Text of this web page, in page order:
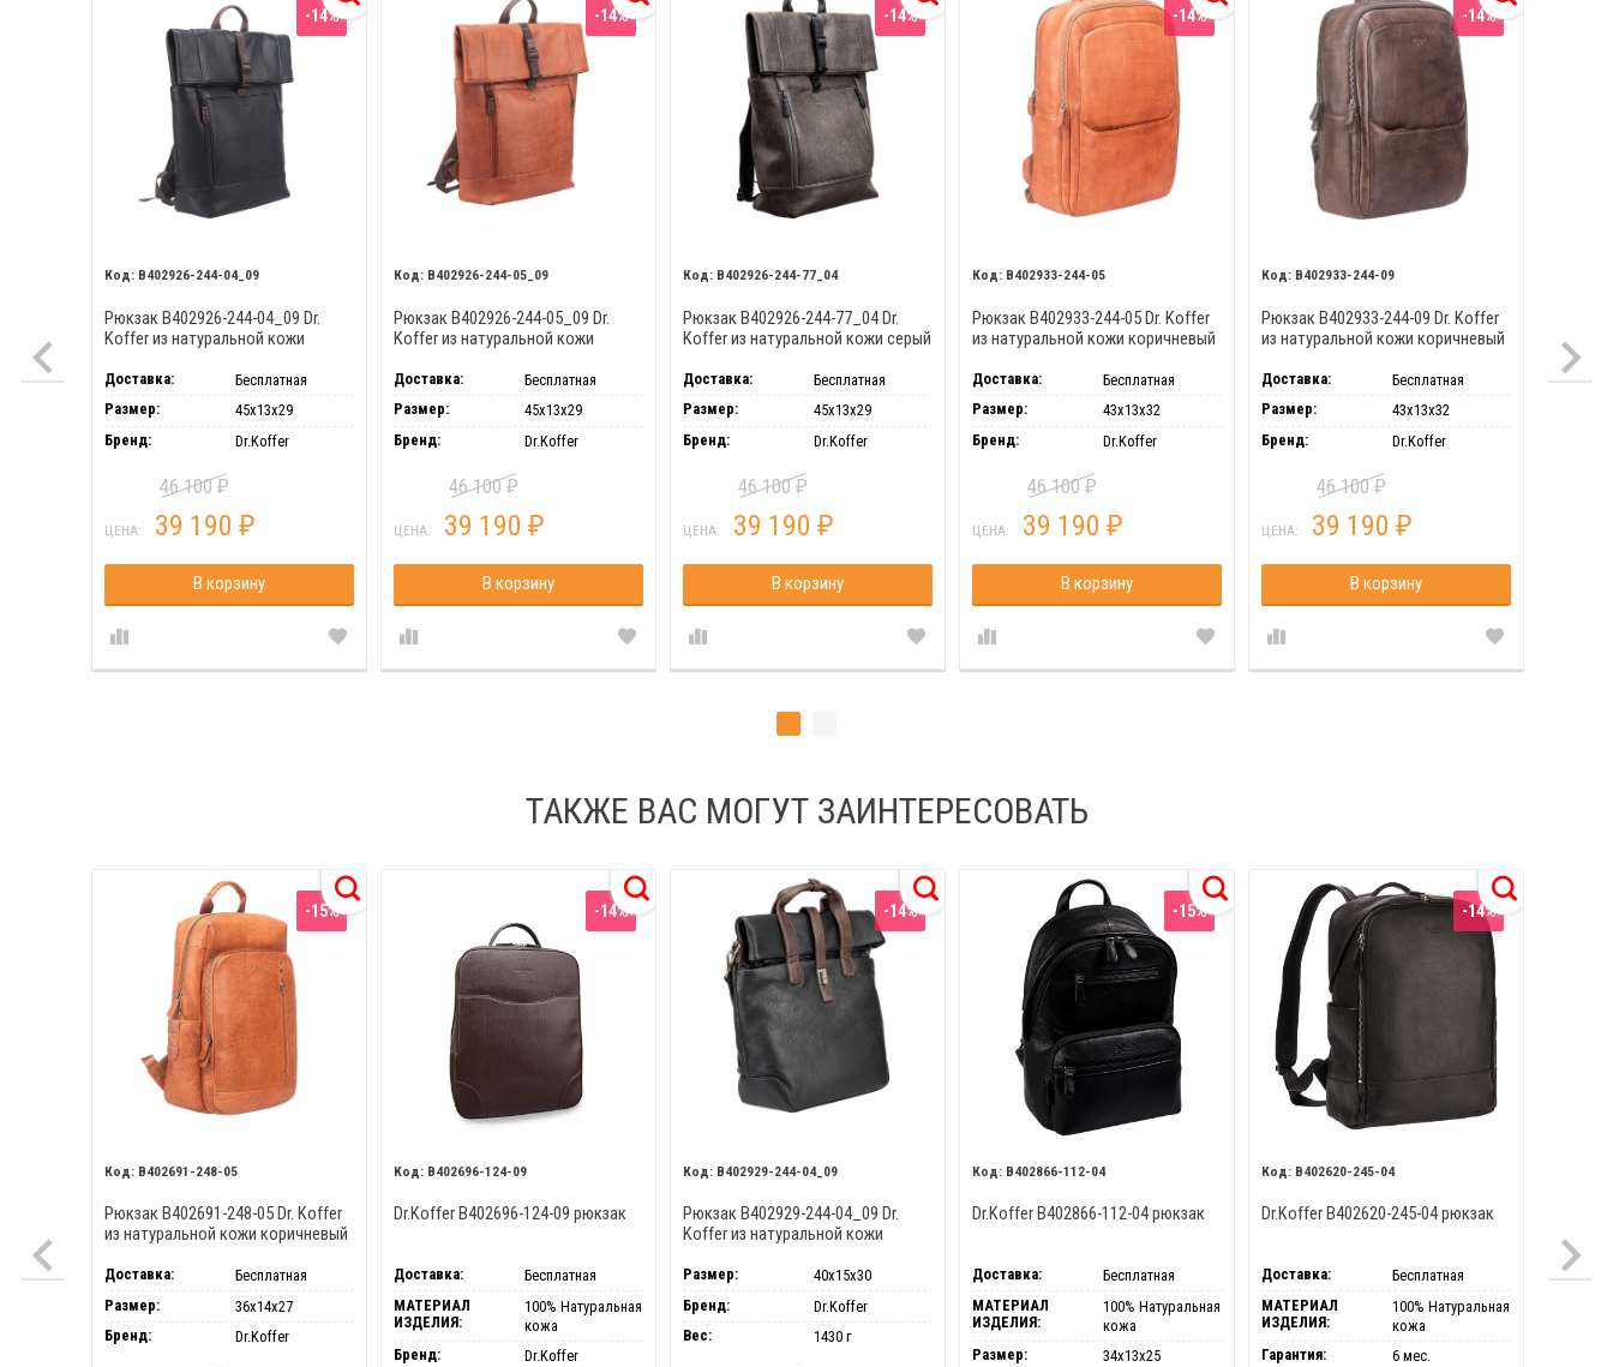
-14%
B402926-244-04_09
Рюкзак B402926-244-04_09 Dr.
Koffer из натуральной кожи
Доставка:
Бесплатная
Размер:
45х13х29
Бренд:
Dr.Koffer
46 100₽
ЦЕНА: 39 190 ₽
В корзину
-14%
B402926-244-05_09
Рюкзак B402926-244-05_09 Dr.
Koffer из натуральной кожи
Доставка:
Бесплатная
Размер:
45х13х29
Бренд:
Dr.Koffer
46 100₽
ЦЕНА: 39 190 ₽
В корзину
-14%
B402926-244-77_04
Рюкзак B402926-244-77_04 Dr.
Koffer из натуральной кожи серый
Доставка:
Бесплатная
Размер:
45х13х29
Бренд:
Dr.Koffer
46 100₽
ЦЕНА: 39 190 ₽
В корзину
-14%
B402933-244-05
Рюкзак B402933-244-05 Dr. Koffer
из натуральной кожи коричневый
Доставка:
Бесплатная
Размер:
43х13х32
Бренд:
Dr.Koffer
46 100₽
ЦЕНА: 39 190 ₽
В корзину
-14%
B402933-244-09
Рюкзак B402933-244-09 Dr. Koffer
из натуральной кожи коричневый
Доставка:
Бесплатная
Размер:
43х13х32
Бренд:
Dr.Koffer
46 100₽
ЦЕНА: 39 190 ₽
В корзину
ТАКЖЕ ВАС МОГУТ ЗАИНТЕРЕСОВАТЬ
-15%
B402691-248-05
Рюкзак B402691-248-05 Dr. Koffer
из натуральной кожи коричневый
Доставка:
Бесплатная
Размер:
36х14х27
Бренд:
Dr.Koffer
-14%
B402696-124-09
Dr.Koffer B402696-124-09 рюкзак
Доставка:
Бесплатная
МАТЕРИАЛ
ИЗДЕЛИЯ:
100% Натуральная
кожа
Бренд:
Dr.Koffer
-14%
B402929-244-04_09
Рюкзак B402929-244-04_09 Dr.
Koffer из натуральной кожи
Размер:
40х15х30
Бренд:
Dr.Koffer
Вес:
1430 г
-15%
B402866-112-04
Dr.Koffer B402866-112-04 рюкзак
Доставка:
Бесплатная
МАТЕРИАЛ
ИЗДЕЛИЯ:
100% Натуральная
кожа
Размер:
34х13х25
-14%
B402620-245-04
Dr.Koffer B402620-245-04 рюкзак
Доставка:
Бесплатная
МАТЕРИАЛ
ИЗДЕЛИЯ:
100% Натуральная
кожа
Гарантия:
6 мес.